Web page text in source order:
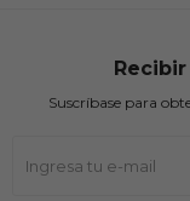
Suscríbase para